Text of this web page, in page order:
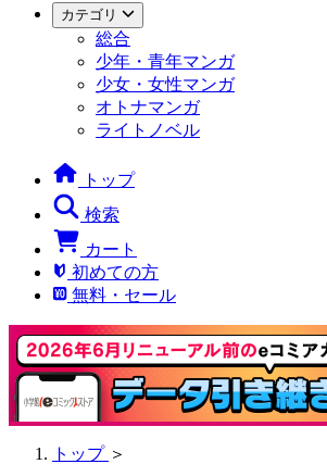
カテゴリ
総合
少年・青年マンガ
少女・女性マンガ
オトナマンガ
ライトノベル
トップ
検索
カート
初めての方
無料・セール
トップ ＞